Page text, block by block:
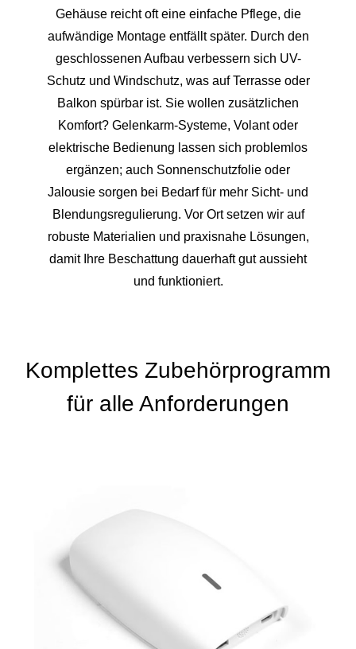
Gehäuse reicht oft eine einfache Pflege, die
aufwändige Montage entfällt später. Durch den
geschlossenen Aufbau verbessern sich UV-
Schutz und Windschutz, was auf Terrasse oder
Balkon spürbar ist. Sie wollen zusätzlichen
Komfort? Gelenkarm-Systeme, Volant oder
elektrische Bedienung lassen sich problemlos
ergänzen; auch Sonnenschutzfolie oder
Jalousie sorgen bei Bedarf für mehr Sicht- und
Blendungsregulierung. Vor Ort setzen wir auf
robuste Materialien und praxisnahe Lösungen,
damit Ihre Beschattung dauerhaft gut aussieht
und funktioniert.
Komplettes Zubehörprogramm
für alle Anforderungen